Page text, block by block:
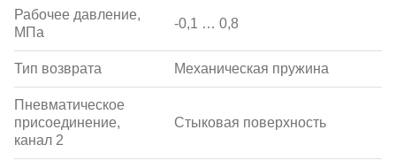
Рабочее давление,
МПа
-0,1 … 0,8
Тип возврата Механическая пружина
Пневматическое
присоединение,
канал 2
Стыковая поверхность